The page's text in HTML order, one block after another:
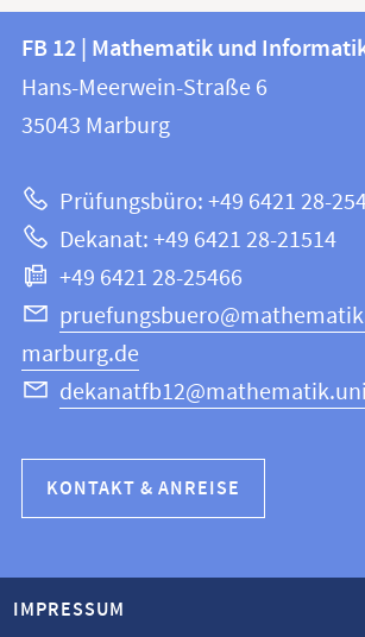
Kontakt
und
Informationen
Website
FB
12
|
und
Informatik
FB 12 | Mathematik und
Hans-Meerwein-Straße 6
35043 Marburg
Prüfungsbüro: +49 6421 28-
Dekanat: +49 6421 28-21514
+49 6421 28-25466
marburg.de
KONTAKT & ANREISE
IMPRESSUM